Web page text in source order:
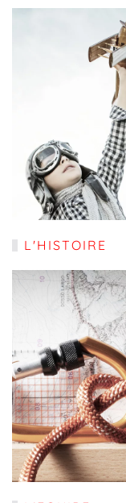
L'HISTOIRE